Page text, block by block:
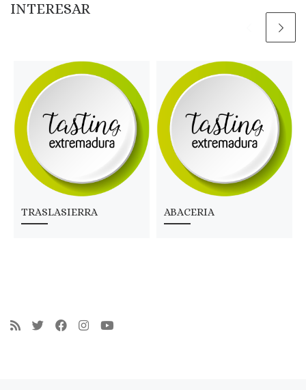
INTERESAR
TRASLASIERRA ABACERIA